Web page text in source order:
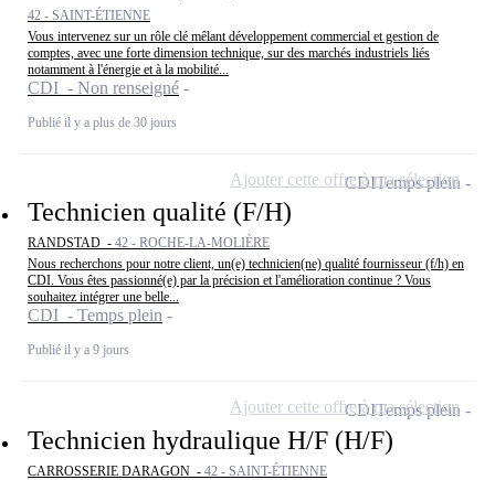
42 - SAINT-ÉTIENNE
Vous intervenez sur un rôle clé mêlant développement commercial et gestion de
comptes, avec une forte dimension technique, sur des marchés industriels liés
notamment à l'énergie et à la mobilité...
CDI - Non renseigné
Publié il y a plus de 30 jours
Technicien qualité (F/H)
RANDSTAD - 42 - ROCHE-LA-MOLIÈRE
Nous recherchons pour notre client, un(e) technicien(ne) qualité fournisseur (f/h) en
CDI. Vous êtes passionné(e) par la précision et l'amélioration continue ? Vous
souhaitez intégrer une belle...
CDI - Temps plein
Publié il y a 9 jours
CDITemps plein
Ajouter cette offre à ma sélection
Technicien hydraulique H/F (H/F)
CARROSSERIE DARAGON - 42 - SAINT-ÉTIENNE
CDITemps plein
Ajouter cette offre à ma sélection